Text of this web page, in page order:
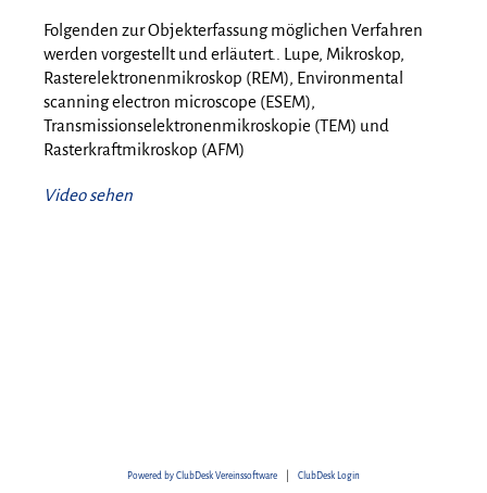
Folgenden zur Objekterfassung möglichen Verfahren
werden vorgestellt und erläutert.. Lupe, Mikroskop,
Rasterelektronenmikroskop (REM), Environmental
scanning electron microscope (ESEM),
Transmissionselektronenmikroskopie (TEM) und
Rasterkraftmikroskop (AFM)
Video sehen
Powered by ClubDesk Vereinssoftware ClubDesk Login